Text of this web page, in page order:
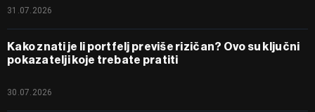
31.07.2026
Kako znati je li portfelj previše rizičan? Ovo su ključni
pokazatelji koje trebate pratiti
30.07.2026